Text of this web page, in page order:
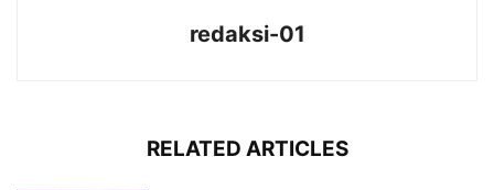
redaksi-01
RELATED ARTICLES